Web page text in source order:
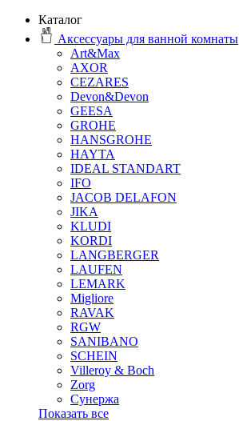
Каталог
Аксессуары для ванной комнаты
Art&Max
AXOR
CEZARES
Devon&Devon
GEESA
GROHE
HANSGROHE
HAYTA
IDEAL STANDART
IFO
JACOB DELAFON
JIKA
KLUDI
KORDI
LANGBERGER
LAUFEN
LEMARK
Migliore
RAVAK
RGW
SANIBANO
SCHEIN
Villeroy & Boch
Zorg
Сунержа
Показать все